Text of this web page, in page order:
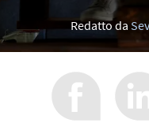
Redatto da